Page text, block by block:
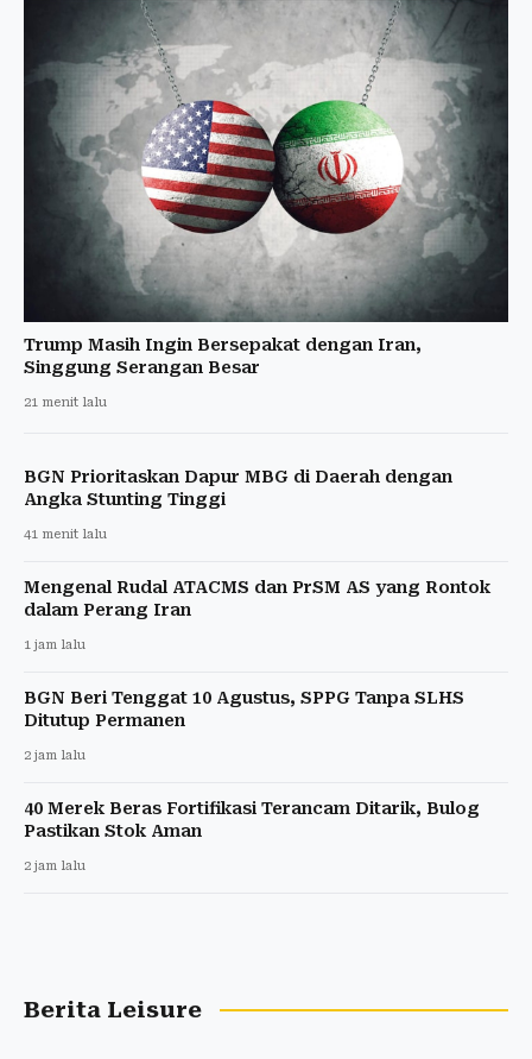
Trump Masih Ingin Bersepakat dengan Iran,
Singgung Serangan Besar
21 menit lalu
BGN Prioritaskan Dapur MBG di Daerah dengan
Angka Stunting Tinggi
41 menit lalu
Mengenal Rudal ATACMS dan PrSM AS yang Rontok
dalam Perang Iran
1 jam lalu
BGN Beri Tenggat 10 Agustus, SPPG Tanpa SLHS
Ditutup Permanen
2 jam lalu
40 Merek Beras Fortifikasi Terancam Ditarik, Bulog
Pastikan Stok Aman
2 jam lalu
Berita Leisure